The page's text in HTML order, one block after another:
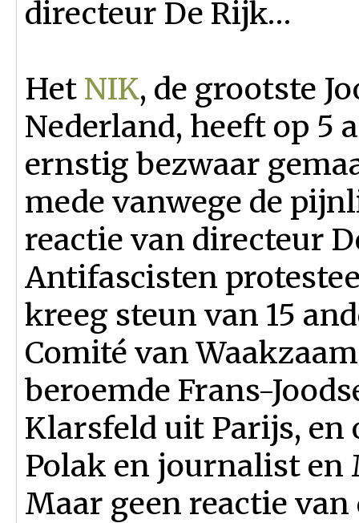
directeur De Rijk…
Het NIK, de grootste
Nederland, heeft op 5
ernstig bezwaar
mede vanwege de
reactie van directeur
Antifascisten
kreeg steun van 15
Comité van
beroemde Frans-
Klarsfeld uit Parijs, en
Polak en journalist en
Maar geen reactie